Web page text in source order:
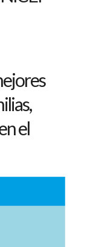
el